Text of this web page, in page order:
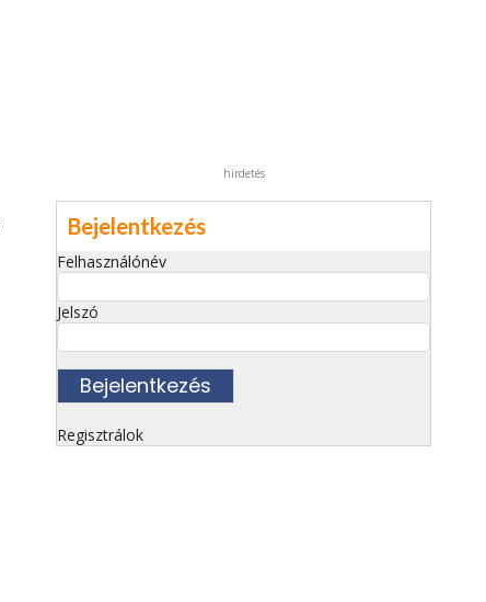
hirdetés
Bejelentkezés
Felhasználónév
Jelszó
Regisztrálok